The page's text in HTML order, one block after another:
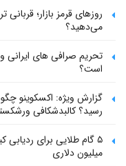
روزهای قرمز بازار؛
می‌دهید؟
تحریم صرافی های ایرانی
است؟
گزارش ویژه: اکسکوینو
رسید؟ کالبدشکافی
۵ گام طلایی برای
میلیون دلاری